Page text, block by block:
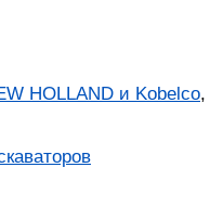
HOLLAND и Kobelco,